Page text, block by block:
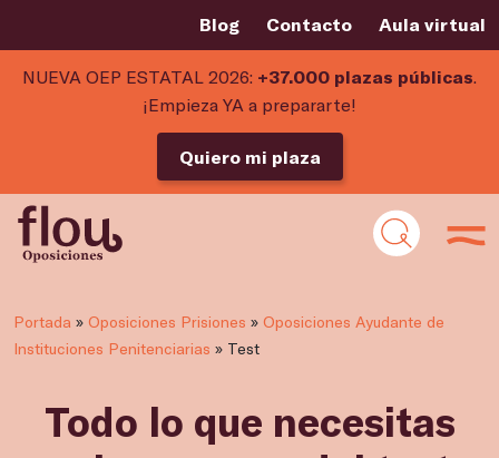
Blog Contacto Aula virtual
NUEVA OEP ESTATAL 2026: +37.000 plazas públicas.
¡Empieza YA a prepararte!
Quiero mi plaza
Portada » Oposiciones Prisiones » Oposiciones Ayudante de
Instituciones Penitenciarias » Test
Todo lo que necesitas